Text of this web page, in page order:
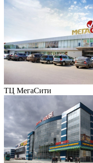
ТЦ МегаСити